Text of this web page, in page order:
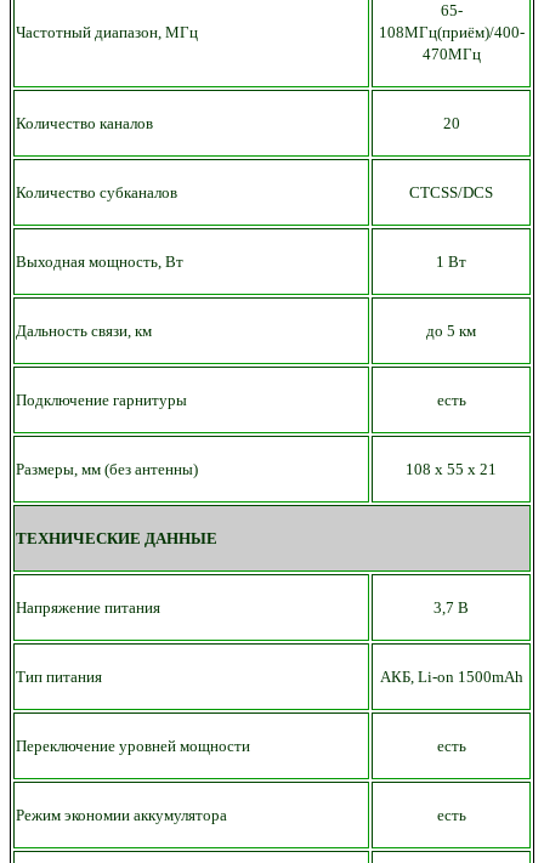
Частотный диапазон, МГц
65-
108МГц(приём)/400-
470МГц
Количество каналов 20
Количество субканалов CTCSS/DCS
Выходная мощность, Вт 1 Вт
Дальность связи, км до 5 км
Подключение гарнитуры есть
Размеры, мм (без антенны) 108 х 55 х 21
ТЕХНИЧЕСКИЕ ДАННЫЕ
Напряжение питания 3,7 В
Тип питания АКБ, Li-on1500mAh
Переключение уровней мощности есть
Режим экономии аккумулятора есть